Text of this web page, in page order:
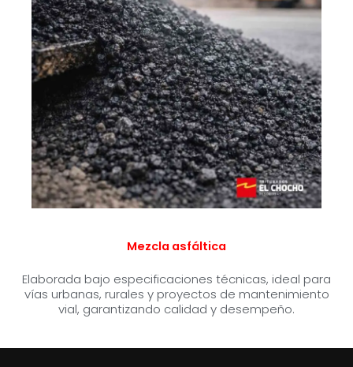
Mezcla asfáltica
Elaborada bajo especificaciones técnicas, ideal para
vías urbanas, rurales y proyectos de mantenimiento
vial, garantizando calidad y desempeño.